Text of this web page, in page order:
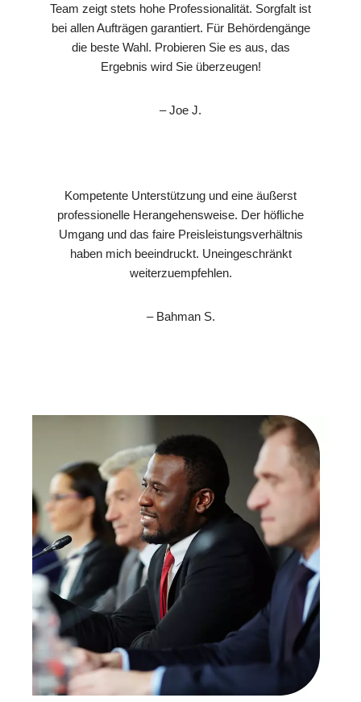
Team zeigt stets hohe Professionalität. Sorgfalt ist
bei allen Aufträgen garantiert. Für Behördengänge
die beste Wahl. Probieren Sie es aus, das
Ergebnis wird Sie überzeugen!
– Joe J.
Kompetente Unterstützung und eine äußerst
professionelle Herangehensweise. Der höfliche
Umgang und das faire Preisleistungsverhältnis
haben mich beeindruckt. Uneingeschränkt
weiterzuempfehlen.
– Bahman S.